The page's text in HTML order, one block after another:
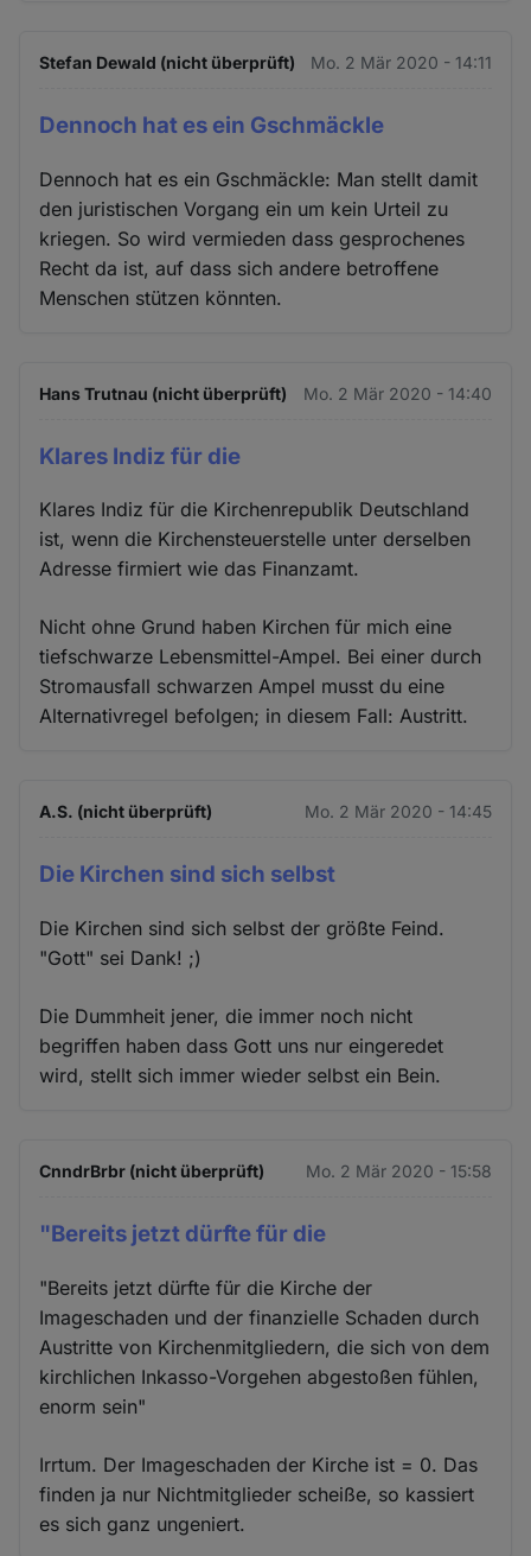
Stefan Dewald (nicht überprüft) Mo. 2 Mär 2020 - 14:11
Dennoch hat es ein Gschmäckle
Dennoch hat es ein Gschmäckle: Man stellt damit
den juristischen Vorgang ein um kein Urteil zu
kriegen. So wird vermieden dass gesprochenes
Recht da ist, auf dass sich andere betroffene
Menschen stützen könnten.
Hans Trutnau (nicht überprüft) Mo. 2 Mär 2020 - 14:40
Klares Indiz für die
Klares Indiz für die Kirchenrepublik Deutschland
ist, wenn die Kirchensteuerstelle unter derselben
Adresse firmiert wie das Finanzamt.
Nicht ohne Grund haben Kirchen für mich eine
tiefschwarze Lebensmittel-Ampel. Bei einer durch
Stromausfall schwarzen Ampel musst du eine
Alternativregel befolgen; in diesem Fall: Austritt.
A.S. (nicht überprüft) Mo. 2 Mär 2020 - 14:45
Die Kirchen sind sich selbst
Die Kirchen sind sich selbst der größte Feind.
"Gott" sei Dank! ;)
Die Dummheit jener, die immer noch nicht
begriffen haben dass Gott uns nur eingeredet
wird, stellt sich immer wieder selbst ein Bein.
CnndrBrbr (nicht überprüft) Mo. 2 Mär 2020 - 15:58
"Bereits jetzt dürfte für die
"Bereits jetzt dürfte für die Kirche der
Imageschaden und der finanzielle Schaden durch
Austritte von Kirchenmitgliedern, die sich von dem
kirchlichen Inkasso-Vorgehen abgestoßen fühlen,
enorm sein"
Irrtum. Der Imageschaden der Kirche ist = 0. Das
finden ja nur Nichtmitglieder scheiße, so kassiert
es sich ganz ungeniert.